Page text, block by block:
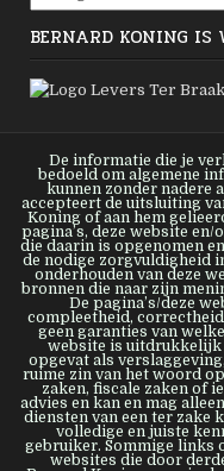
BERNARD KONING
De informatie die je
bedoeld om algemene
kunnen zonder nadere
accepteert de uitsluiting
Koning of aan hem
pagina’s, deze website
die daarin is opgenomen
de nodige zorgvuldigheid
onderhouden van deze
bronnen die naar zijn
De pagina’s/deze
compleetheid,
geen garanties van
website is uitdrukkelijk
opgevat als
ruime zin van het woord
zaken, fiscale zaken of
advies en kan en mag
diensten van een ter zake
volledige en juiste
gebruiker. Sommige links
websites die door